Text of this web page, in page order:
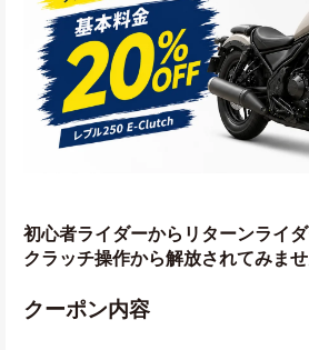
初心者ライダーからリターンライ
クラッチ操作から解放されてみま
クーポン内容